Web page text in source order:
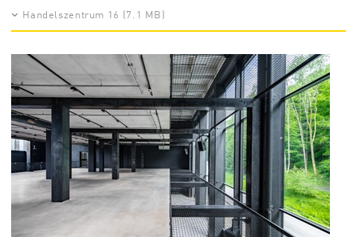
Handelszentrum 16 (7.1 MB)